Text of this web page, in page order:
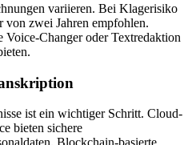
variieren. Bei Klagerisiko
zwei Jahren empfohlen.
Changer oder Textredaktion
ist ein wichtiger Schritt. Cloud-
bieten sichere